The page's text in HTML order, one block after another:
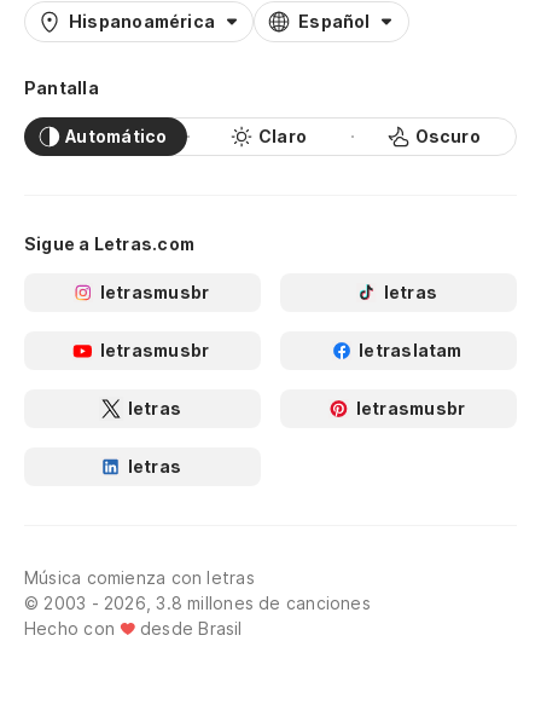
Hispanoamérica Español
Pantalla
Automático Claro Oscuro
Sigue a Letras.com
letrasmusbr letras
letrasmusbr letraslatam
letras letrasmusbr
letras
Música comienza con letras
© 2003 - 2026, 3.8 millones de canciones
Hecho con
desde Brasil